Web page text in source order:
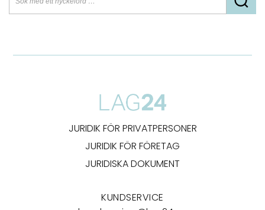
JURIDIK FÖR PRIVATPERSONER
JURIDIK FÖR FÖRETAG
JURIDISKA DOKUMENT
KUNDSERVICE